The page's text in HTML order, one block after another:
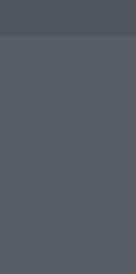
Il saluto